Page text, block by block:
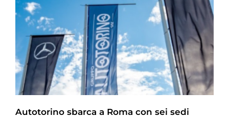
Autotorino sbarca a Roma con sei sedi